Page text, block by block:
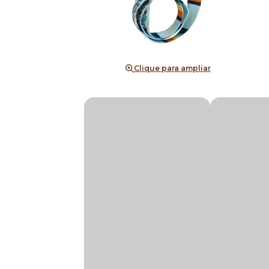
Clique para ampliar